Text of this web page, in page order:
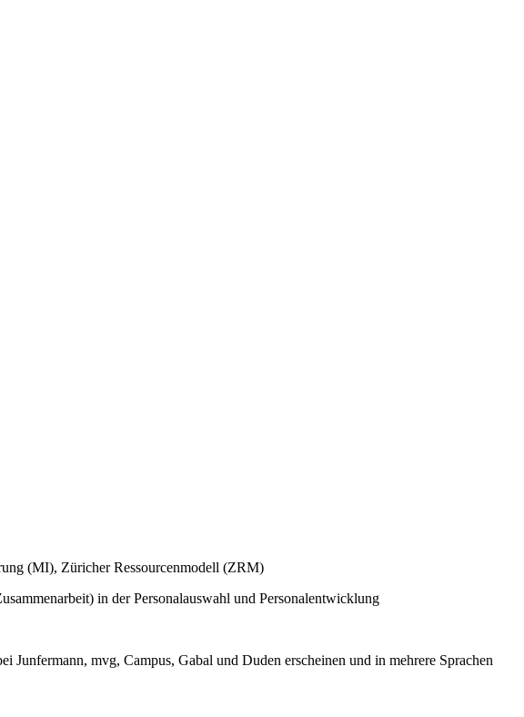
(MI), Züricher Ressourcenmodell (ZRM)
in der Personalauswahl und Personalentwicklung
Junfermann, mvg, Campus, Gabal und Duden erscheinen und in mehrere Sprachen